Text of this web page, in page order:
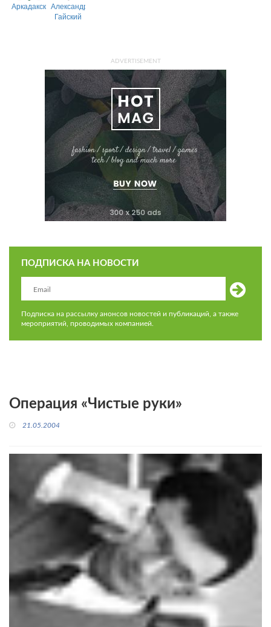
АркадакскийАлександрово-
Гайский
ADVERTISEMENT
ПОДПИСКА НА НОВОСТИ
Подписка на рассылку анонсов новостей и публикаций, а также
мероприятий, проводимых компанией.
Операция «Чистые руки»
21.05.2004